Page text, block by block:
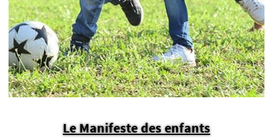
Le Manifeste des enfants